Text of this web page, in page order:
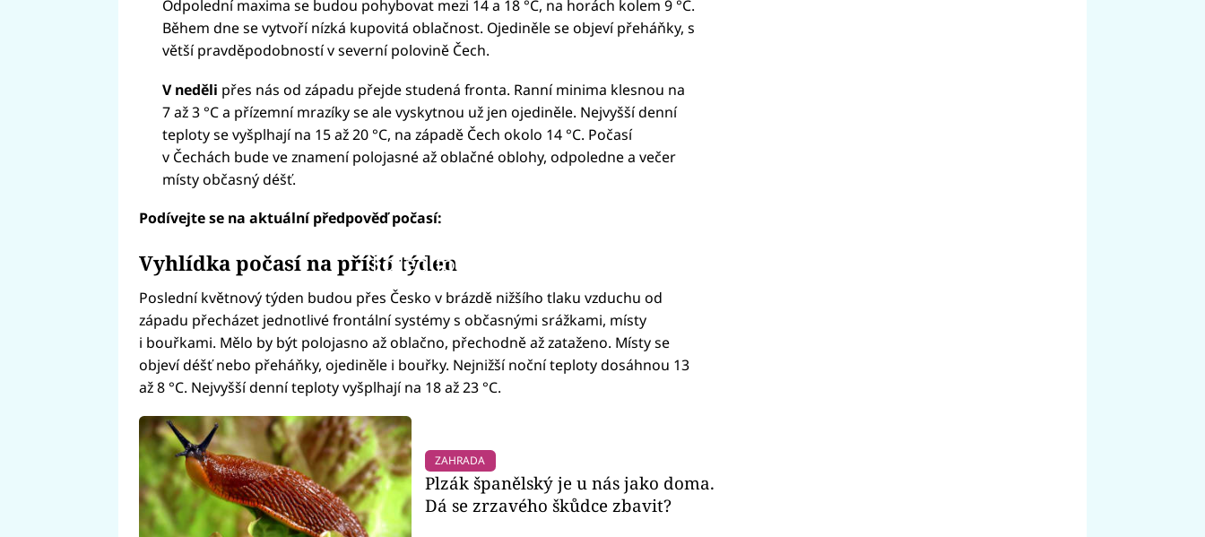
Odpolední maxima se budou pohybovat mezi 14 a 18 °C, na horách kolem 9 °C.
Během dne se vytvoří nízká kupovitá oblačnost. Ojediněle se objeví přeháňky, s
větší pravděpodobností v severní polovině Čech.
V neděli přes nás od západu přejde studená fronta. Ranní minima klesnou na
7 až 3 °C a přízemní mrazíky se ale vyskytnou už jen ojediněle. Nejvyšší denní
teploty se vyšplhají na 15 až 20 °C, na západě Čech okolo 14 °C. Počasí
v Čechách bude ve znamení polojasné až oblačné oblohy, odpoledne a večer
místy občasný déšť.
Podívejte se na aktuální předpověď počasí:
Failed to fetch
Vyhlídka počasí na příští týden
Poslední květnový týden budou přes Česko v brázdě nižšího tlaku vzduchu od
západu přecházet jednotlivé frontální systémy s občasnými srážkami, místy
i bouřkami. Mělo by být polojasno až oblačno, přechodně až zataženo. Místy se
objeví déšť nebo přeháňky, ojediněle i bouřky. Nejnižší noční teploty dosáhnou 13
až 8 °C. Nejvyšší denní teploty vyšplhají na 18 až 23 °C.
ZAHRADA
Plzák španělský je u nás jako doma.
Dá se zrzavého škůdce zbavit?